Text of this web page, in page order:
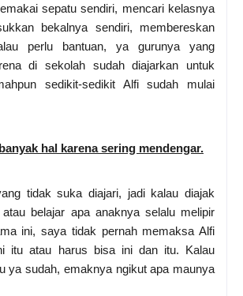
sepatu sendiri, mencari kelasnya
bekalnya sendiri, membereskan
perlu bantuan, ya gurunya yang
di sekolah sudah diajarkan untuk
sedikit-sedikit Alfi sudah mulai
hal karena sering mendengar.
tidak suka diajari, jadi kalau diajak
atau belajar apa anaknya selalu melipir
ini, saya tidak pernah memaksa Alfi
itu atau harus bisa ini dan itu. Kalau
ya sudah, emaknya ngikut apa maunya